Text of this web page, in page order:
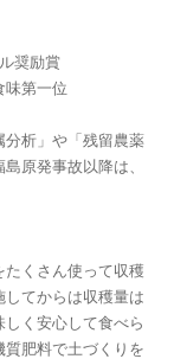
奨励賞
第一位
分析」や「残留農薬
原発事故以降は、
くさん使って収穫
てからは収穫量は
く安心して食べら
肥料で土づくりを